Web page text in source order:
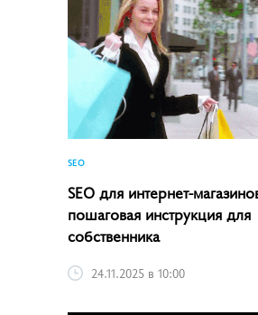
SEO
SEO для интернет-
пошаговая инструкция для
собственника
24.11.2025 в 10:00